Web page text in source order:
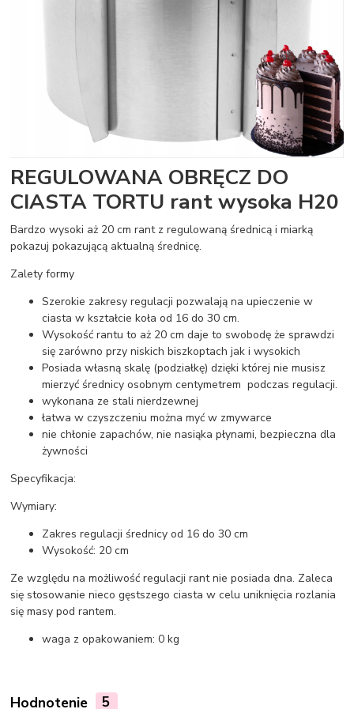
REGULOWANA OBRĘCZ DO
CIASTA TORTU rant wysoka H20
Bardzo wysoki aż 20 cm rant z regulowaną średnicą i miarką
pokazuj pokazującą aktualną średnicę.
Zalety formy
Szerokie zakresy regulacji pozwalają na upieczenie w
ciasta w kształcie koła od 16 do 30 cm.
Wysokość rantu to aż 20 cm daje to swobodę że sprawdzi
się zarówno przy niskich biszkoptach jak i wysokich
Posiada własną skalę (podziałkę) dzięki której nie musisz
mierzyć średnicy osobnym centymetrem podczas regulacji.
wykonana ze stali nierdzewnej
łatwa w czyszczeniu można myć w zmywarce
nie chłonie zapachów, nie nasiąka płynami, bezpieczna dla
żywności
Specyfikacja:
Wymiary:
Zakres regulacji średnicy od 16 do 30 cm
Wysokość: 20 cm
Ze względu na możliwość regulacji rant nie posiada dna. Zaleca
się stosowanie nieco gęstszego ciasta w celu uniknięcia rozlania
się masy pod rantem.
waga z opakowaniem: 0 kg
Hodnotenie 5